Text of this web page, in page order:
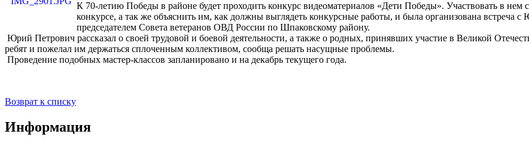
К 70-летию Победы в районе будет проходить конкурс видеоматериалов «Дети Победы». Участвовать в нем
конкурсе, а так же объяснить им, как должны выглядеть конкурсные работы, и была организована
председателем Совета ветеранов ОВД России по Шпаковскому району.
Юрий Петрович рассказал о своей трудовой и боевой деятельности, а также о родных, принявших участие в Великой
ребят и пожелал им держаться сплоченным коллективом, сообща решать насущные проблемы.
Проведение подобных мастер-классов запланировано и на декабрь текущего года.
Возврат к списку
Информация